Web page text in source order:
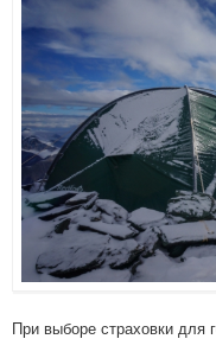
При выборе страховки для